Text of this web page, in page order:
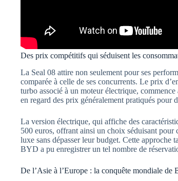
Des prix compétitifs qui séduisent les
La Seal 08 attire non seulement pour ses
comparée à celle de ses concurrents. Le prix
turbo associé à un moteur électrique,
en regard des prix généralement pratiqués pour
La version électrique, qui affiche des
500 euros, offrant ainsi un choix séduisant pour
luxe sans dépasser leur budget. Cette approche
BYD a pu enregistrer un tel nombre de
De l’Asie à l’Europe : la conquête mondiale de